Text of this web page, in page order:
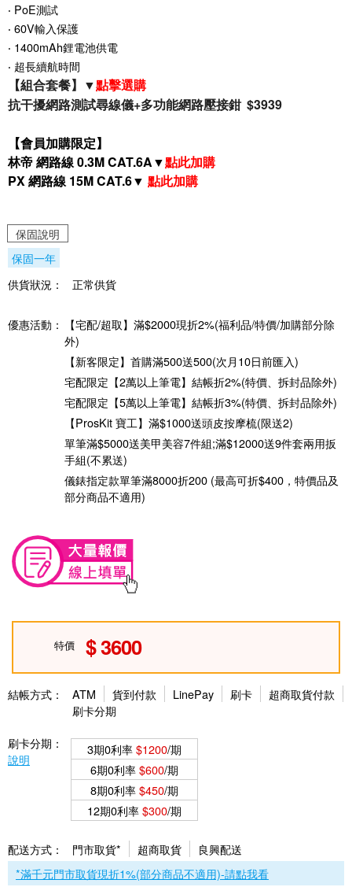
‧ PoE測試
‧ 60V輸入保護
‧ 1400mAh鋰電池供電
‧ 超長續航時間
【組合套餐】▼點擊選購
抗干擾網路測試尋線儀+多功能網路壓接鉗 $3939
【會員加購限定】
林帝 網路線 0.3M CAT.6A▼點此加購
PX 網路線 15MCAT.6▼ 點此加購
保固說明
保固一年
供貨狀況：
正常供貨
優惠活動：
【宅配/超取】滿$2000現折2%(福利品/特價/加購部分除
外)
【新客限定】首購滿500送500(次月10日前匯入)
宅配限定【2萬以上筆電】結帳折2%(特價、拆封品除外)
宅配限定【5萬以上筆電】結帳折3%(特價、拆封品除外)
【ProsKit 寶工】滿$1000送頭皮按摩梳(限送2)
單筆滿$5000送美甲美容7件組;滿$12000送9件套兩用扳
手組(不累送)
儀錶指定款單筆滿8000折200 (最高可折$400，特價品及
部分商品不適用)
特價 3600
結帳方式： ATM 貨到付款 LinePay 刷卡
超商取貨付款
刷卡分期
刷卡分期：
說明
3期0利率$1200/期
6期0利率$600/期
8期0利率$450/期
12期0利率$300/期
配送方式： 門市取貨* 超商取貨
良興配送
*滿千元門市取貨現折1%(部分商品不適用)-請點我看